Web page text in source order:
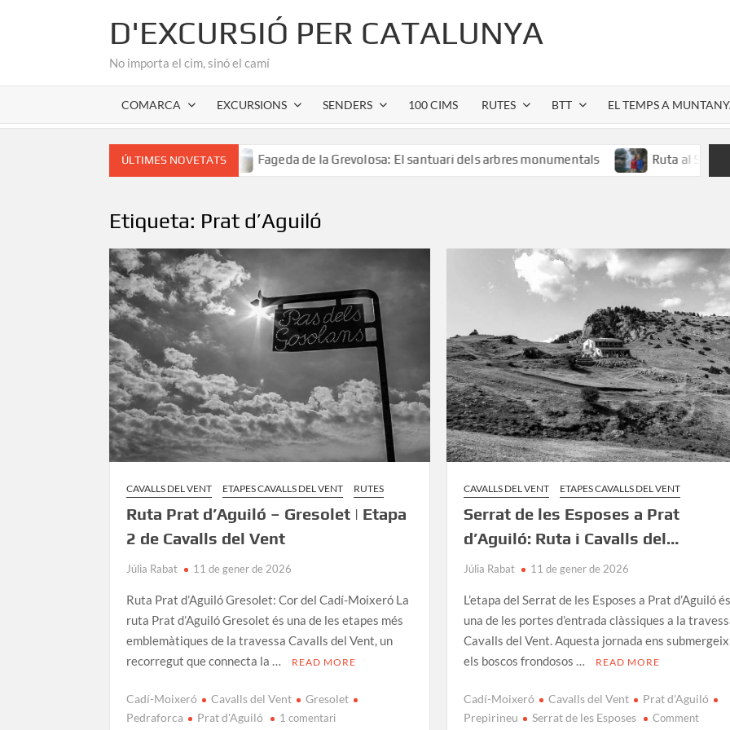
D'EXCURSIÓ PER CATALUNYA
No importa el cim, sinó el camí
COMARCA EXCURSIONS SENDERS 100 CIMS RUTES BTT EL TEMPS A
ÚLTIMES NOVETATS
de l’Alta Garrotxa Fageda de la Grevolosa: El santuari dels arbres monumentals Ruta al Salt de Sallent:
Etiqueta: Prat d’Aguiló
CAVALLS DEL VENT ETAPES CAVALLS DEL VENT RUTES
Ruta Prat d’Aguiló – Gresolet | Etapa
2 de Cavalls del Vent
Júlia Rabat 11 de gener de 2026
Ruta Prat d’Aguiló Gresolet: Cor del Cadí-Moixeró La
ruta Prat d’Aguiló Gresolet és una de les etapes més
emblemàtiques de la travessa Cavalls del Vent, un
recorregut que connecta la …
READ MORE
Cadí-Moixeró Cavalls del Vent
Gresolet
Pedraforca
Prat d'Aguiló 1 comentaria
CAVALLS DEL VENT ETAPES CAVALLS DEL VENT
Serrat de les Esposes a Prat
d’Aguiló: Ruta i Cavalls del…
Júlia Rabat 11 de gener de 2026
L’etapa del Serrat de les Esposes a Prat d’Aguiló és
una de les portes d’entrada clàssiques a la
Cavalls del Vent. Aquesta jornada ens
els boscos frondosos …
READ MORE
Cadí-Moixeró Cavalls del Vent
Prat d'Aguiló
Prepirineu
Serrat de les Esposes Commenton